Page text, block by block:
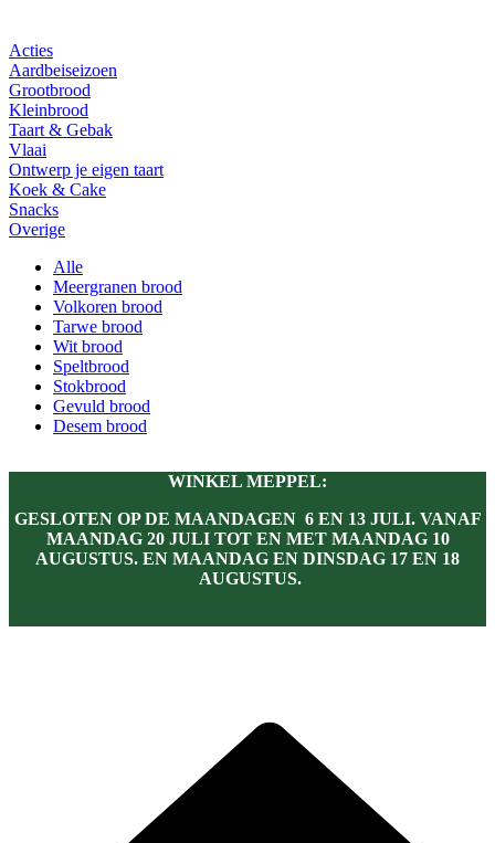
Acties
Aardbeiseizoen
Grootbrood
Kleinbrood
Taart & Gebak
Vlaai
Ontwerp je eigen taart
Koek & Cake
Snacks
Overige
Alle
Meergranen brood
Volkoren brood
Tarwe brood
Wit brood
Speltbrood
Stokbrood
Gevuld brood
Desem brood
WINKEL MEPPEL:
GESLOTEN OP DE MAANDAGEN 6 EN 13 JULI. VANAF
MAANDAG 20 JULI TOT EN MET MAANDAG 10
AUGUSTUS. EN MAANDAG EN DINSDAG 17 EN 18
AUGUSTUS.